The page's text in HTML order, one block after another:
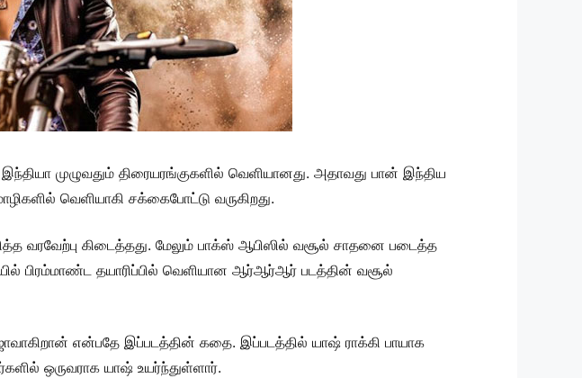
முழுவதும் திரையரங்குகளில் வெளியானது. அதாவது பான் இந்திய
வெளியாகி சக்கைபோட்டு வருகிறது.
வரவேற்பு கிடைத்தது. மேலும் பாக்ஸ் ஆபிஸில் வசூல் சாதனை படைத்த
பிரம்மாண்ட தயாரிப்பில் வெளியான ஆர்ஆர்ஆர் படத்தின் வசூல்
என்பதே இப்படத்தின் கதை. இப்படத்தில் யாஷ் ராக்கி பாயாக
ஒருவராக யாஷ் உயர்ந்துள்ளார்.